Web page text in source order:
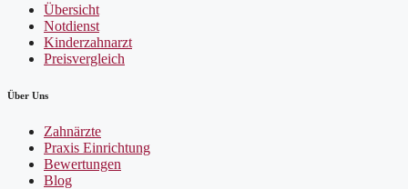
Übersicht
Notdienst
Kinderzahnarzt
Preisvergleich
Über Uns
Zahnärzte
Praxis Einrichtung
Bewertungen
Blog